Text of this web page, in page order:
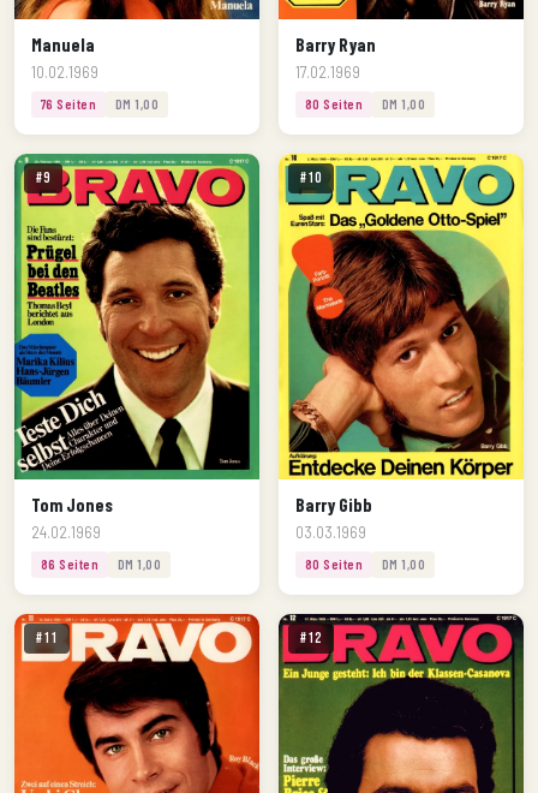
Manuela
10.02.1969
76 Seiten DM 1,00
Barry Ryan
17.02.1969
80 Seiten DM 1,00
#9
Tom Jones
24.02.1969
86 Seiten DM 1,00
#10
Barry Gibb
03.03.1969
80 Seiten DM 1,00
#11 #12